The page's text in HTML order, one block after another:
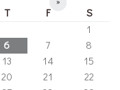
»
T F
S
1
6 7
8
13 14
15
20 21
22